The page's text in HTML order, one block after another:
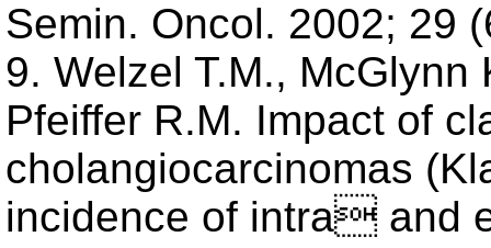
Semin. Oncol. 2002; 29
9. Welzel T.M., McGlynn
Pfeiffer R.M. Impact of
cholangiocarcinomas
incidence of intra and